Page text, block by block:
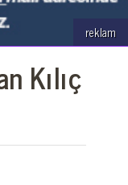
reklam
Kılıç